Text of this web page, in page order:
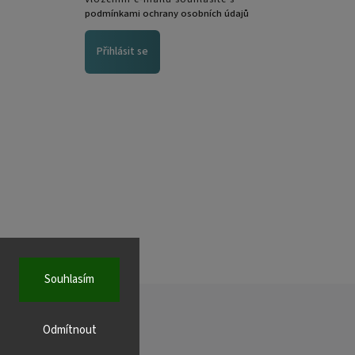
Odmítnout
Souhlasím
podmínkami ochrany osobních údajů
Přihlásit se